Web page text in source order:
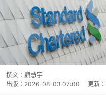
撰文： 顧慧宇
出版： 2026-08-03 07:00 更新：